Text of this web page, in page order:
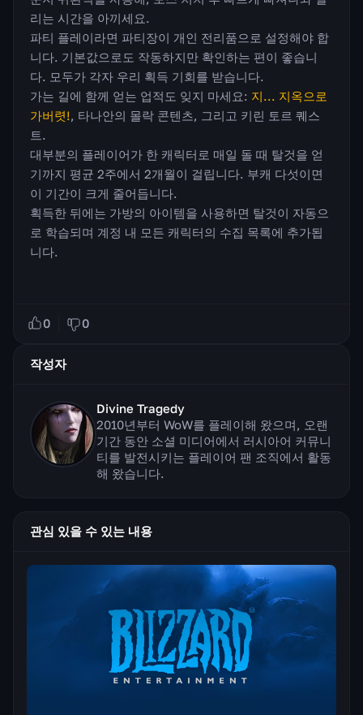
리는 시간을 아끼세요.
파티 플레이라면 파티장이 개인 전리품으로 설정해야 합
니다. 기본값으로도 작동하지만 확인하는 편이 좋습니
다. 모두가 각자 우리 획득 기회를 받습니다.
가는 길에 함께 얻는 업적도 잊지 마세요: 지... 지옥으로
가버렷!
, 타나안의 몰락 콘텐츠, 그리고 키린 토르 퀘스
트.
대부분의 플레이어가 한 캐릭터로 매일 돌 때 탈것을 얻
기까지 평균 2주에서 2개월이 걸립니다. 부캐 다섯이면
이 기간이 크게 줄어듭니다.
획득한 뒤에는 가방의 아이템을 사용하면 탈것이 자동으
로 학습되며 계정 내 모든 캐릭터의 수집 목록에 추가됩
니다.
0 0
작성자
Divine Tragedy
2010년부터 WoW를 플레이해 왔으며, 오랜
기간 동안 소셜 미디어에서 러시아어 커뮤니
티를 발전시키는 플레이어 팬 조직에서 활동
해 왔습니다.
관심 있을 수 있는 내용